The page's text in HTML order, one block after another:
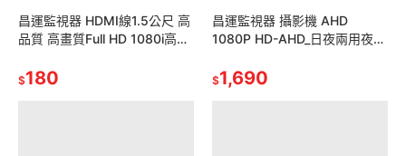
昌運監視器 HDMI線1.5公尺 高
品質 高畫質Full HD 1080i高清
$180
昌運監視器 攝影機 AHD
1080P HD-AHD_日夜兩用夜視
$1,690